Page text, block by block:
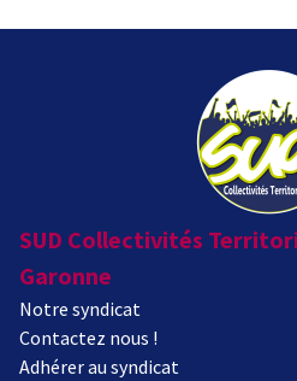
SUD Collectivités
Garonne
Notre syndicat
Contactez nous !
Adhérer au syndicat